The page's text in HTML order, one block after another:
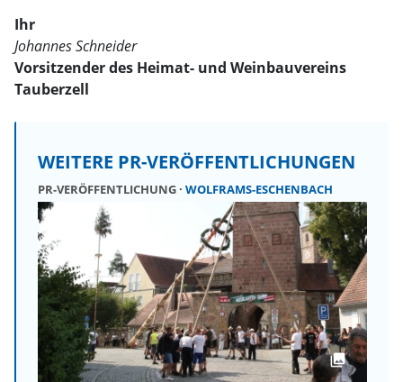
Ihr
Johannes Schneider
Vorsitzender des Heimat- und Weinbauvereins
Tauberzell
WEITERE PR-VERÖFFENTLICHUNGEN
PR-VERÖFFENTLICHUNG WOLFRAMS-ESCHENBACH